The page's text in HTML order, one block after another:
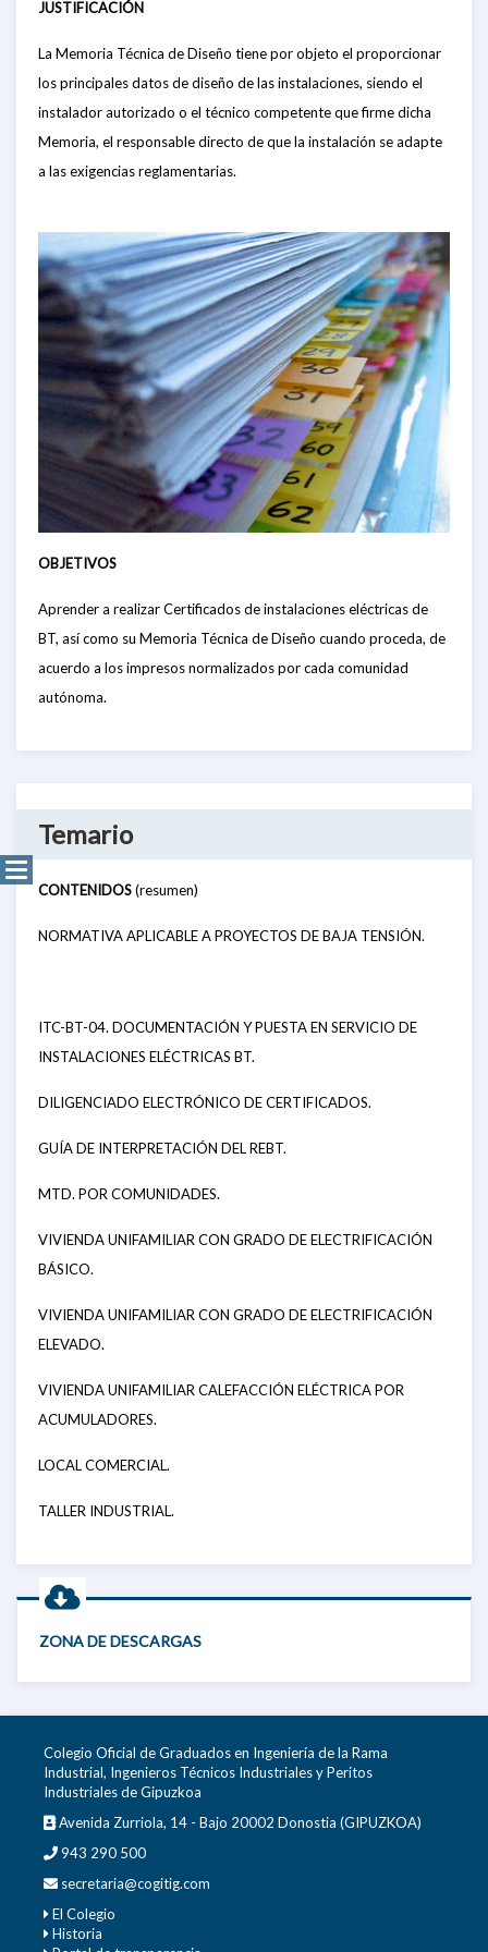
JUSTIFICACIÓN
La Memoria Técnica de Diseño tiene por objeto el proporcionar
los principales datos de diseño de las instalaciones, siendo el
instalador autorizado o el técnico competente que firme dicha
Memoria, el responsable directo de que la instalación se adapte
a las exigencias reglamentarias.
OBJETIVOS
Aprender a realizar Certificados de instalaciones eléctricas de
BT, así como su Memoria Técnica de Diseño cuando proceda, de
acuerdo a los impresos normalizados por cada comunidad
autónoma.
Temario
CONTENIDOS(resumen)
NORMATIVA APLICABLE A PROYECTOS DE BAJA TENSIÓN.
ITC-BT-04. DOCUMENTACIÓN Y PUESTA EN SERVICIO DE
INSTALACIONES ELÉCTRICAS BT.
DILIGENCIADO ELECTRÓNICO DE CERTIFICADOS.
GUÍA DE INTERPRETACIÓN DEL REBT.
MTD. POR COMUNIDADES.
VIVIENDA UNIFAMILIAR CON GRADO DE ELECTRIFICACIÓN
BÁSICO.
VIVIENDA UNIFAMILIAR CON GRADO DE ELECTRIFICACIÓN
ELEVADO.
VIVIENDA UNIFAMILIAR CALEFACCIÓN ELÉCTRICA POR
ACUMULADORES.
LOCAL COMERCIAL.
TALLER INDUSTRIAL.
ZONA DE DESCARGAS
Colegio Oficial de Graduados en Ingeniería de la Rama
Industrial, Ingenieros Técnicos Industriales y Peritos
Industriales de Gipuzkoa
Avenida Zurriola, 14 - Bajo 20002 Donostia (GIPUZKOA)
943 290 500
secretaria@cogitig.com
El Colegio
Historia